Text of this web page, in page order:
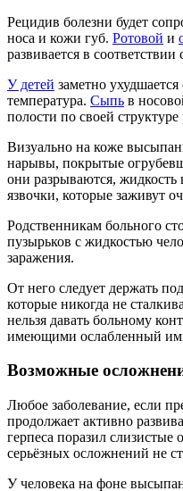
Рецидив болезни будет
носа и кожи губ. Ротовой и
развивается в
У детей заметно
температура. Сыпь в
полости по своей структуре
Визуально на коже
нарывы, покрытые
они разрываются, жидкость
язвочки, которые заживут
Родственникам больного
пузырьков с жидкостью
заражения.
От него следует держать
которые никогда не
нельзя давать больному
имеющими ослабленный
Возможные
Любое заболевание, если
продолжает активно
герпеса поразил слизистые
серьёзных осложнений не
У человека на фоне